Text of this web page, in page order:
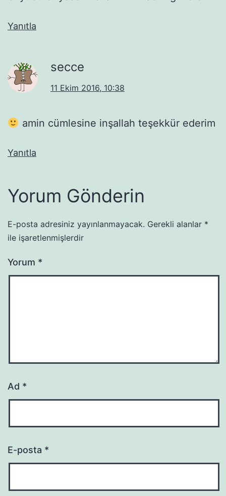
Yanıtla
secce
11 Ekim 2016, 10:38
amin cümlesine inşallah teşekkür ederim
Yanıtla
Yorum Gönderin
E-posta adresiniz yayınlanmayacak. Gerekli alanlar *
ile işaretlenmişlerdir
Yorum *
Ad *
E-posta *